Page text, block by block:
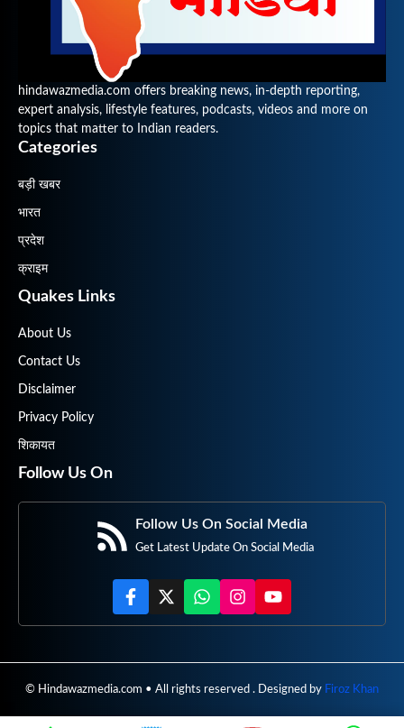
hindawazmedia.com offers breaking news, in-depth reporting,
expert analysis, lifestyle features, podcasts, videos and more on
topics that matter to Indian readers.
Categories
बड़ी खबर
भारत
प्रदेश
क्राइम
Quakes Links
About Us
Contact Us
Disclaimer
Privacy Policy
शिकायत
Follow Us On
Follow Us On Social Media
Get Latest Update On Social Media
© Hindawazmedia.com • All rights reserved . Designed by Firoz Khan